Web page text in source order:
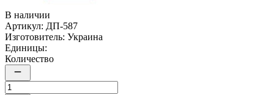
В наличии
Артикул: ДП-587
Изготовитель: Украина
Единицы:
Количество